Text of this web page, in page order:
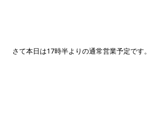
さて本日は17時半よりの通常営業予定です。